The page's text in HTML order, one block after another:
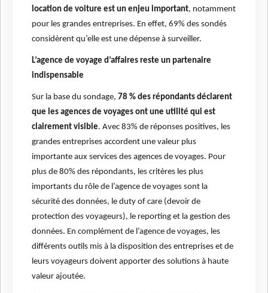
location de voiture est un enjeu important, notamment
pour les grandes entreprises. En effet, 69% des sondés
considèrent qu’elle est une dépense à surveiller.
L’agence de voyage d’affaires reste un partenaire
indispensable
Sur la base du sondage, 78 % des répondants déclarent
que les agences de voyages ont une utilité qui est
clairement visible. Avec 83% de réponses positives, les
grandes entreprises accordent une valeur plus
importante aux services des agences de voyages. Pour
plus de 80% des répondants, les critères les plus
importants du rôle de l’agence de voyages sont la
sécurité des données, le duty of care (devoir de
protection des voyageurs), le reporting et la gestion des
données. En complément de l’agence de voyages, les
différents outils mis à la disposition des entreprises et de
leurs voyageurs doivent apporter des solutions à haute
valeur ajoutée.